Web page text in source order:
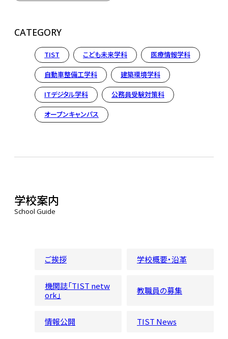
CATEGORY
TIST こども未来学科 医療情報学科
自動車整備工学科 建築環境学科
ITデジタル学科 公務員受験対策科
オープンキャンパス
学校案内
School Guide
ご挨拶 学校概要・沿革
機関誌「TIST netw
ork」
教職員の募集
情報公開 TIST News